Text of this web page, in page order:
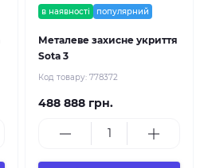
в наявності популярний
Металеве захисне укриття
Sota 3
Код товару: 778372
488 888 грн.